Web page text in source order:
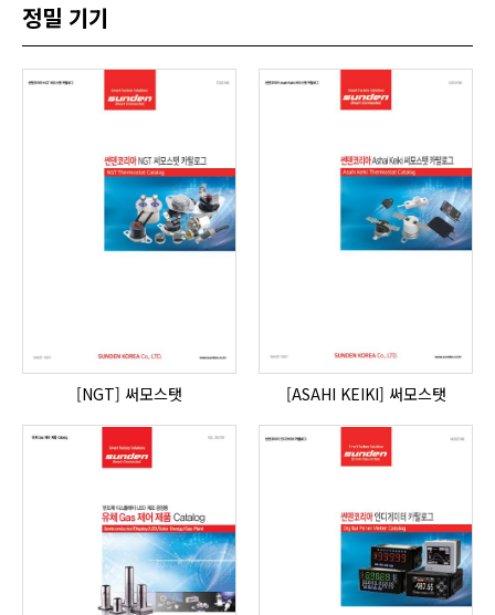
정밀 기기
[NGT] 써모스탯 [ASAHI KEIKI] 써모스탯